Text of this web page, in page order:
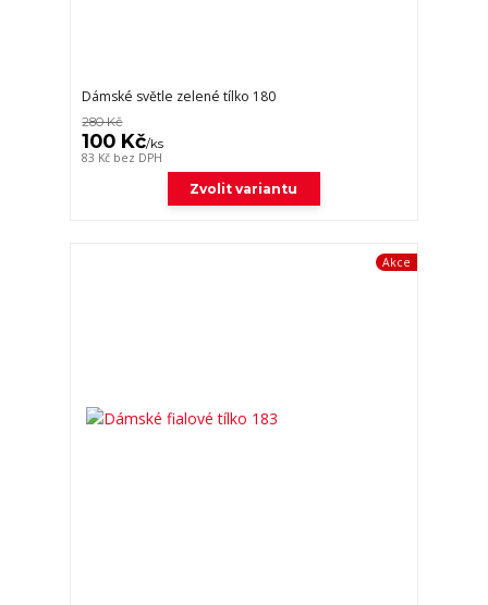
Dámské světle zelené tílko 180
280 Kč
100 Kč/ks
83 Kč bez DPH
Zvolit variantu
Akce